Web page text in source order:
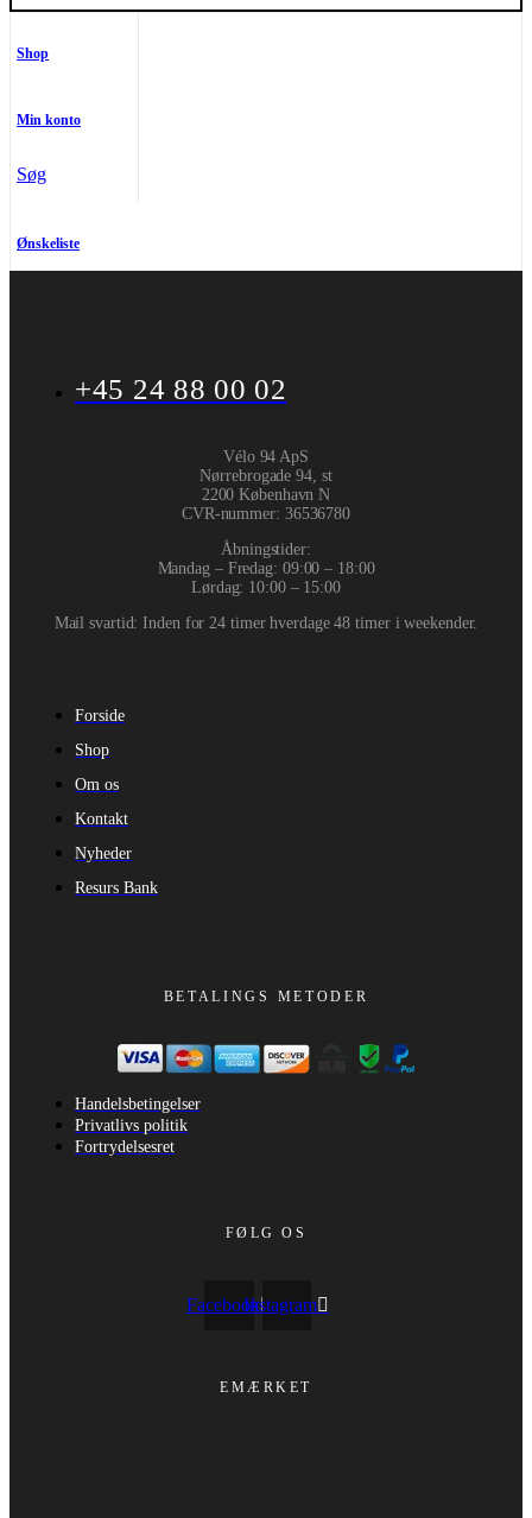
Shop
Min konto
Søg
Ønskeliste
+45 24 88 00 02
Vélo 94 ApS
Nørrebrogade 94, st
2200 København N
CVR-nummer: 36536780
Åbningstider:
Mandag – Fredag: 09:00 – 18:00
Lørdag: 10:00 – 15:00
Mail svartid: Inden for 24 timer hverdage 48 timer i weekender.
Forside
Shop
Om os
Kontakt
Nyheder
Resurs Bank
BETALINGS METODER
Handelsbetingelser
Privatlivs politik
Fortrydelsesret
FØLG OS
FacebookInstagram
EMÆRKET